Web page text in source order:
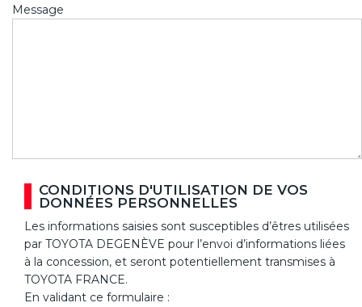
Message
CONDITIONS D'UTILISATION DE VOS
DONNÉES PERSONNELLES
Les informations saisies sont susceptibles d’êtres utilisées
par TOYOTA DEGENÈVE pour l’envoi d’informations liées
à la concession, et seront potentiellement transmises à
TOYOTA FRANCE.
En validant ce formulaire :